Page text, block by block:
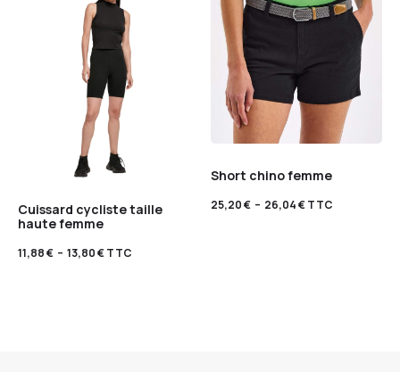
Cuissard cycliste taille
haute femme
11,88€ – 13,80€TTC
Short chino femme
25,20€ – 26,04€TTC